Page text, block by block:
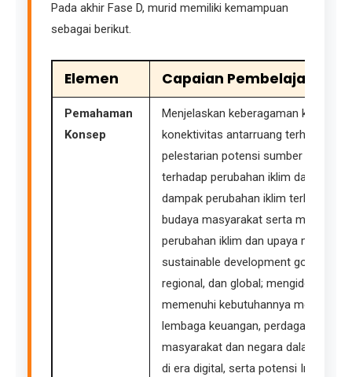
Pada akhir Fase D, murid memiliki kemampuan
sebagai berikut.
Elemen Capaian Pembelajaran
Pemahaman
Konsep
Menjelaskan keberagaman kondisi
konektivitas antarruang terhadap
pelestarian potensi sumber daya
terhadap perubahan iklim dan
dampak perubahan iklim terhadap
budaya masyarakat serta
perubahan iklim dan upaya mitigasi
sustainable development goals
regional, dan global;
memenuhi kebutuhannya melalui
lembaga keuangan, perdagangan
masyarakat dan negara dalam
di era digital, serta potensi